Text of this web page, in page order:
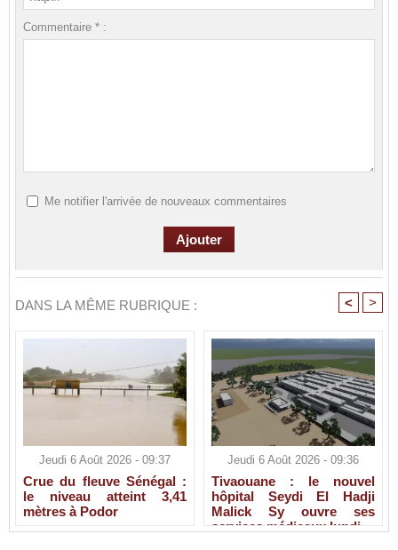
Commentaire * :
Me notifier l'arrivée de nouveaux commentaires
DANS LA MÊME RUBRIQUE : < >
Jeudi 6 Août 2026 - 09:37
Crue du fleuve Sénégal :
le niveau atteint 3,41
mètres à Podor
Jeudi 6 Août 2026 - 09:36
Tivaouane : le nouvel
hôpital Seydi El Hadji
Malick Sy ouvre ses
services médicaux lundi